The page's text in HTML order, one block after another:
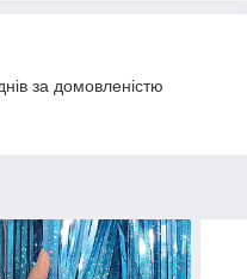
за домовленістю